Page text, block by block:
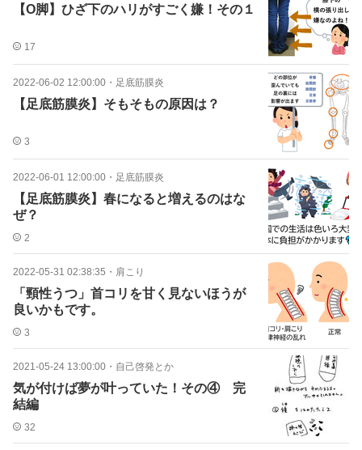
【O脚】ひざ下のハリがすごく嫌！その１
17
2022-06-02 12:00:00 ・ 足底筋膜炎
【足底筋膜炎】そもそもの原因は？
3
2022-06-01 12:00:00 ・ 足底筋膜炎
【足底筋膜炎】春になると増えるのはな
ぜ？
2
2022-05-31 02:38:35 ・ 肩こり
「頸性うつ」首コリを甘く見ないほうが
良いかもです。
3
2021-05-24 13:00:00 ・ 自己啓発とか
気が付けば夢が叶っていた！その④ 完
結編
32